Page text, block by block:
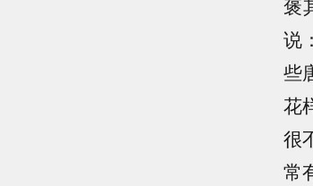
褒
说
些
花
很
常